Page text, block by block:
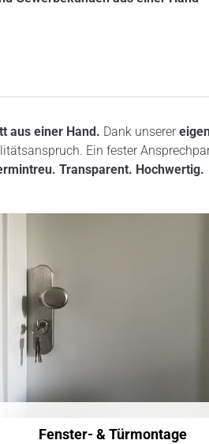
aus einer Hand. Dank unserer
Ein fester
Transparent. Hochwertig.
Fenster- & Türmontage